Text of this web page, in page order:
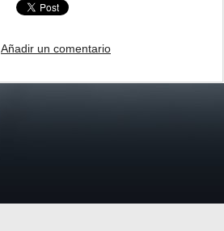
Añadir un comentario